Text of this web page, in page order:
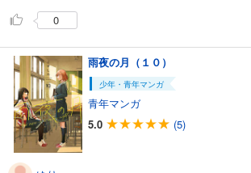
0
雨夜の月（１０）
少年・青年マンガ
青年マンガ
5.0
(5)